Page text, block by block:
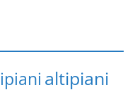
altipiani